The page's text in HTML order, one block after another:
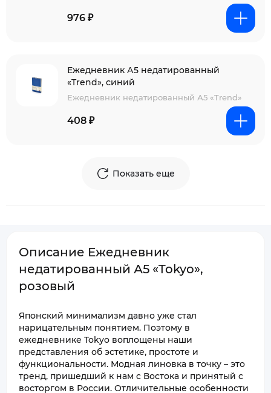
976 ₽
Ежедневник А5 недатированный
«Trend», синий
Ежедневник недатированный А5 «Trend»
408 ₽
Показать еще
Описание Ежедневник
недатированный А5 «Tokyo»,
розовый
Японский минимализм давно уже стал
нарицательным понятием. Поэтому в
ежедневнике Tokyo воплощены наши
представления об эстетике, простоте и
функциональности. Модная линовка в точку – это
тренд, пришедший к нам с Востока и принятый с
восторгом в России. Отличительные особенности